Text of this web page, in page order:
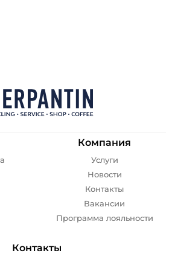
Компания
Услуги
Новости
Контакты
Вакансии
Программа лояльности
Контакты